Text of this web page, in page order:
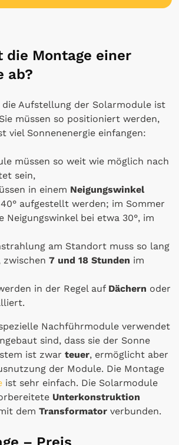
die Montage einer
ab?
Aufstellung der Solarmodule ist
müssen so positioniert werden,
viel Sonnenenergie einfangen:
müssen so weit wie möglich nach
sein,
in einem Neigungswinkel
aufgestellt werden; im Sommer
Neigungswinkel bei etwa 30°, im
am Standort muss so lang
zwischen 7 und 18 Stunden im
in der Regel auf Dächern oder
Nachführmodule verwendet
sind, dass sie der Sonne
ist zwar teuer, ermöglicht aber
der Module. Die Montage
ist sehr einfach. Die Solarmodule
Unterkonstruktion
dem Transformator verbunden.